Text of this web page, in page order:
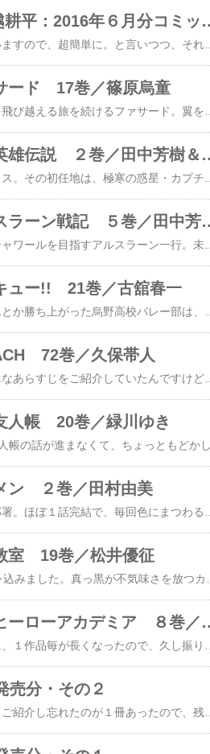
僕のヒーローアカデミア
はい、まだ６月発売分です。すでに７月分が控えていますので、超簡単に。と言いつつ、それぞれが微妙に長くなったので、１冊１記事に分けました。ビミョ〜。地獄の合宿（笑）相澤先生かっこいい（まずそこかΣ）。プッシーキャッツの虎さん、元女性って・・・う〜む。なんとなくやわらかな表情で火を点ける轟も素敵♪出久との会話もいいですね。穏やかに話しつつ、的確な指摘もズバリwが、肝試し中、突然敵連合の襲撃が！！暴走する常闇、怖ッ。黒影最強！！連載時、障子が初めていっぱい喋ってて驚いたのを覚えてます。結構喋る子なのねw敵の目的は爆豪！？守りに向かった出久達ですが、一瞬の隙に爆豪と常闇が敵の手に！！緊張感が高まったところで、次巻に続くッ。僕のヒーローアカデミア 著者：堀越耕平集英社・ジャンプコミックス・９巻は2016年６月発行
ード 17巻／篠原烏童
2016年５月分コミック
2016年５月分コミックス感想
ュー!! 21巻／古舘春一
72巻／久保帯人
・・・・・・。元々コミックス感想では、ここで簡単なあらすじをご紹介していたんですけどね。やめた。今回はやめた。読み返してみて、書けなかった。だって、vs親衛隊。それだけ。ここしばらくの巻は、その一言で済んでしまうんですもの。（久保先生、ごめんなさい）長い。長いよ、最終決戦。やっつけたかと思いきや、バージョンアップしてすぐ立ち直る。どこまでやってもキリが無い。その繰り返し。しかも、敵の数に合わせてそれが次々来るもんだから、もう誰が誰とどこで何をやってるんだか。やってたんだか。雑誌で毎週読んでるけど、前の戦い忘れちゃってるし。コミックスで読み返しても、あれ？こんなだったっけ？と。その最たるものが、吉良。あれ？この人何してたんだっけ？で、この後何してるの？？？（ずいぶんエラソーな登場シーンでしたが）あとはジェラルド（あぁ、こいつそんな名前だったのか）。WJでまだ戦ってますからね。しつこい。日番谷復活は歓迎しますが、いつまでその服装？！似合ってるけど。四楓院姉弟のやり取りは、悪いけど要らない感じ。弟クンの登場自体が、無駄に人数増やしただけというか。キャラとしてもあんまり好きになれない。（嫌いとは言わないけど）ここはシンプルに、夜一さん＋浦原さんで戦って欲しかったな。そして、次巻もあらすじは、ギャグ漫画の柱の如く「vs親衛隊。」それだけになりそうな気がします。BLEACH 著者：久保帯人集英社・ジャンプコミックス・72巻は2016年５月発行
人帳 20巻／緑川ゆき
ン ２巻／田村由美
室 19巻／松井優征
2016年４月分コミック
分・その２
はい、前回長かったので、２・３月分後編です。昨日ご紹介し忘れたのが１冊あったので、残り５冊行ってみましょ〜。銀河英雄伝説 １巻／原作・田中芳樹 漫画・藤崎竜銀英伝といえば、道原かつみ版を妹が買ってて、そこから道原さんの大ファンになって、同じ漫研（たんぽぽ）に入会しするきっかけになりましたが。まさかのフジリュー版。多少の違和感アリw変なところで（あの独特の絵が）なんかユルいしwwwなぜかシェーンコップが好きな私なので、早く登場して欲しいけど・・・まだずっと先だな。集英社・ヤングジャンプコミックス・2016年２月発行暗殺教室 18巻／松井優征桜咲く・・・な派手なカバー。ウチの娘も桜咲いて良かった。宇宙からの帰り道、穴埋めページの律がステキ（笑）話は一気に受験ムードへ。カルマと浅野（子）が、お互い良きライバルと認め合ってる場面もステキ♪この子らも変わったよねぇ。そして、理事長も。娘の受験勉強＆志望校決め中、どれほど殺せんせーに実在して欲しかったか・・・。ラストは、まさかのプロポーズ！？こちらもお幸せに。集英社・ジャンプコミックス・2016年３月発行BLEACH 71巻／久保帯人長い長いvs滅却師編。いい加減早く終わっ・・・もごもご★ネムがぁ〜！脳だけになっちゃった(T_T)反対に、日番谷復活。京楽の戦いはイマイチ。と思ったら、七緒の話にシフトしちゃうし。これもう〜む。登場人物多過ぎて、過去話まで始めると長過ぎて困る。集英社・ジャンプコミックス・2016年３月発行7SEEDS 31巻／田村由美かなり核心に迫ってきて、キャラも大集合です。うっかり忘れてるであろう人、出番無い人が多過ぎ(^^;安居を審判してると思いきや、試されてるのは百舌の方で。虹子の順応ぶりや茂の再登場、まつりの大告白など色々驚かされます。蝉丸や秋ヲの台詞は説得力あるなぁ。新巻さんの「よかったな」に表情が柔らかくなってく安居のシーンは割と好き。でも、その声は冷たかったそうで。次巻で気になるのは、新巻さんと角又のふたりかな。小学館・フラワーコミックスα・2016年３月発行花よりも花の如く 15巻／成田美名子憲人と葉月の恋の行方が気になる・・・んだけど、いきなり葉月怒っちゃうし、なかなか進展しないし、他に問題は湧いては消え、湧いては消え・・・だし。いつになったらこのもどかしさは解消されるのだろか？！とりあえず、ゴミ屋敷は桁外れ過ぎてどんだけ物あるのこの家！！？？？って感じ(- -;)白泉社・花とゆめコミックスメロディ・2016年３月発行全10冊かぁ、思ったより短くできなかった。次こそは！溜め込まずに早めに書きたいと思いますm(_ _)m